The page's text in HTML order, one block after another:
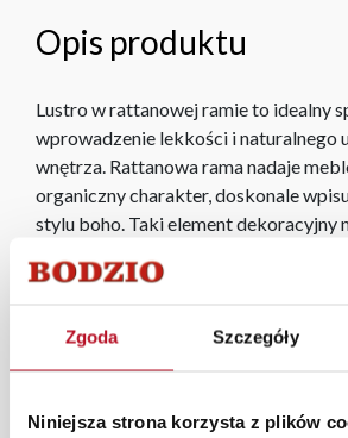
Zgoda Szczegóły
Niniejsza strona korzysta z plików
Opis produktu
Lustro w rattanowej ramie to idealny
wprowadzenie lekkości i naturalnego
wnętrza. Rattanowa rama nadaje
organiczny charakter, doskonale
stylu boho. Taki element dekoracyjny
funkcję praktyczną, ale również
ciepła i osobistego stylu. Lustro w
przedpokoju, wprowadzając do
akcent i harmonijnie komponując się z
W każdym z salonów mebli Bodzio